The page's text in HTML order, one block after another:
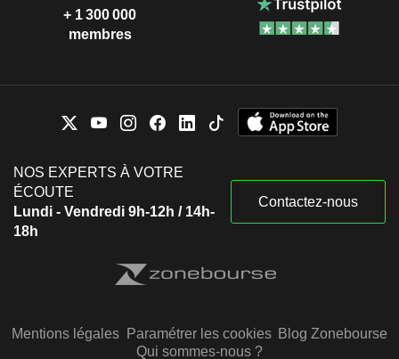
+ 1 300 000
membres
NOS EXPERTS À VOTRE
ÉCOUTE
Lundi - Vendredi 9h-12h / 14h-
18h
Contactez-nous
Mentions légales Paramétrer les cookies Blog Zonebourse
Qui sommes-nous ?